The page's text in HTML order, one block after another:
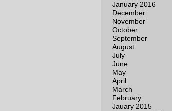
January 2016
December
November
October
September
August
July
June
May
April
March
February
Jauary 2015